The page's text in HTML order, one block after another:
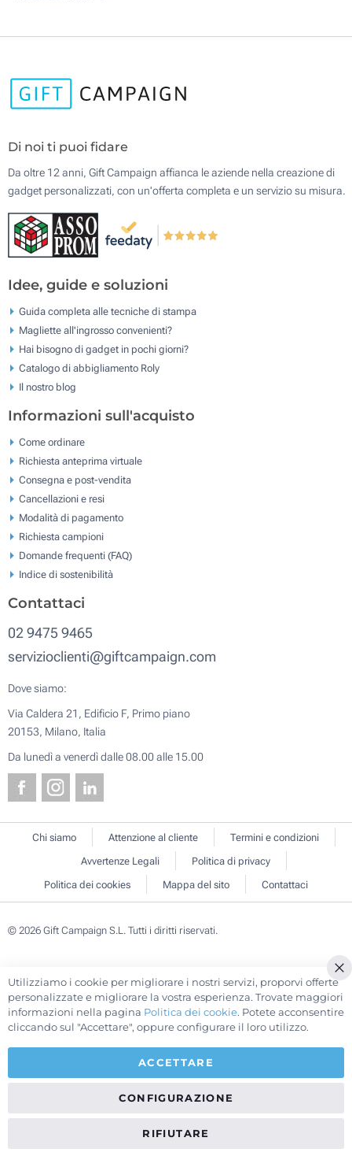
Di noi ti puoi fidare
Da oltre 12 anni, Gift Campaign affianca le aziende nella creazione di
gadget personalizzati, con un'offerta completa e un servizio su misura.
Idee, guide e soluzioni
Guida completa alle tecniche di stampa
Magliette all'ingrosso convenienti?
Hai bisogno di gadget in pochi giorni?
Catalogo di abbigliamento Roly
Il nostro blog
Informazioni sull'acquisto
Come ordinare
Richiesta anteprima virtuale
Consegna e post-vendita
Cancellazioni e resi
Modalità di pagamento
Richiesta campioni
Domande frequenti (FAQ)
Indice di sostenibilità
Contattaci
02 9475 9465
servizioclienti@giftcampaign.com
Dove siamo:
Via Caldera 21, Edificio F, Primo piano
20153, Milano, Italia
Da lunedì a venerdì dalle 08.00 alle 15.00
Chi siamo Attenzione al cliente
Termini e condizioni
Avvertenze Legali
Politica di privacy
Politica dei cookies
Mappa del sito Contattaci
© 2026 Gift Campaign S.L. Tutti i diritti riservati.
Utilizziamo i cookie per migliorare i nostri servizi, proporvi offerte
personalizzate e migliorare la vostra esperienza. Trovate maggiori
informazioni nella pagina Politica dei cookie. Potete acconsentire
cliccando sul "Accettare", oppure configurare il loro utilizzo.
ACCETTARE
CONFIGURAZIONE
RIFIUTARE